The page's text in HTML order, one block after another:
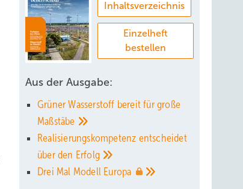
Inhaltsverzeichnis
Einzelheft
bestellen
Aus der Ausgabe:
Grüner Wasserstoff bereit für große
Maßstäbe
Realisierungskompetenz entscheidet
über den Erfolg
Drei Mal Modell Europa